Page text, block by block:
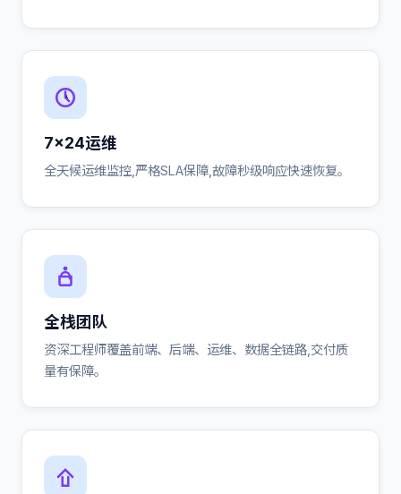
7×24运维
全天候运维监控,严格SLA保障,故障秒级响应快速恢复。
全栈团队
资深工程师覆盖前端、后端、运维、数据全链路,交付质
量有保障。